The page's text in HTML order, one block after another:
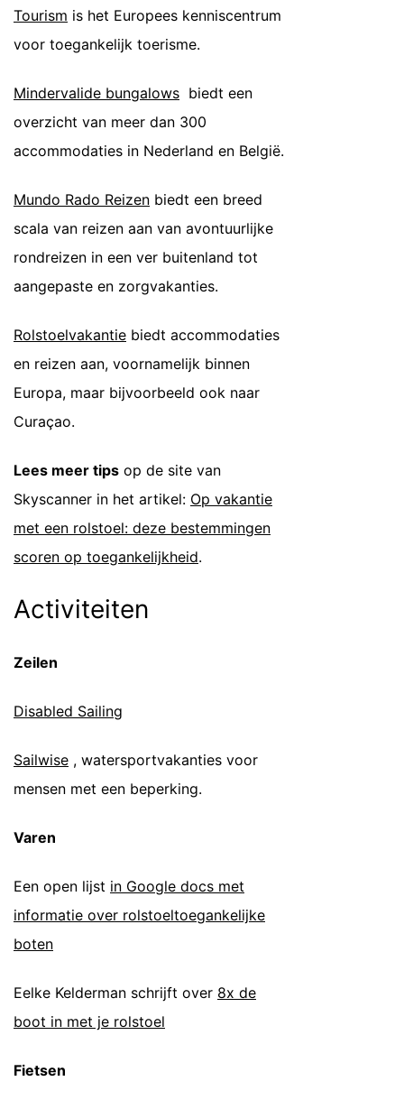
Tourism is het Europees kenniscentrum
voor toegankelijk toerisme.
Mindervalide bungalows biedt een
overzicht van meer dan 300
accommodaties in Nederland en België.
Mundo Rado Reizen biedt een breed
scala van reizen aan van avontuurlijke
rondreizen in een ver buitenland tot
aangepaste en zorgvakanties.
Rolstoelvakantie biedt accommodaties
en reizen aan, voornamelijk binnen
Europa, maar bijvoorbeeld ook naar
Curaçao.
Lees meer tips op de site van
Skyscanner in het artikel: Op vakantie
met een rolstoel: deze bestemmingen
scoren op toegankelijkheid.
Activiteiten
Zeilen
Disabled Sailing
Sailwise , watersportvakanties voor
mensen met een beperking.
Varen
Een open lijst in Google docs met
informatie over rolstoeltoegankelijke
boten
Eelke Kelderman schrijft over 8x de
boot in met je rolstoel
Fietsen